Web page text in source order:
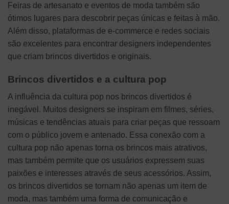
Feiras de artesanato e eventos de moda também são
ótimos lugares para descobrir peças únicas e feitas à mão.
Além disso, plataformas de e-commerce e redes sociais
são excelentes para encontrar designers independentes
que criam brincos divertidos e originais.
Brincos divertidos e a cultura pop
A influência da cultura pop nos brincos divertidos é
inegável. Muitos designers se inspiram em filmes, séries,
músicas e tendências atuais para criar peças que ressoam
com o público jovem e antenado. Essa conexão com a
cultura pop não apenas torna os brincos mais atrativos,
mas também permite que os usuários expressem suas
paixões e interesses através de seus acessórios. Assim,
os brincos divertidos se tornam não apenas um item de
moda, mas também uma forma de comunicação e